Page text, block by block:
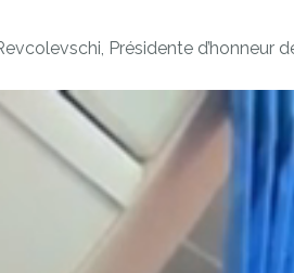
Présidente